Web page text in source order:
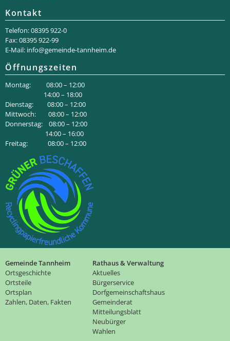
Kontakt
Telefon: 08395 922-0
Fax: 08395 922-99
E-Mail: info@gemeinde-tannheim.de
Öffnungszeiten
Montag: 08:00 – 12:00
14:00 – 18:00
Dienstag: 08:00 – 12:00
Mittwoch: 08:00 – 12:00
Donnerstag: 08:00 – 12:00
14:00 – 16:00
Freitag: 08:00 – 12:00
Gemeinde Tannheim
Ortsgeschichte
Ortsteile
Ortsplan
Zahlen, Daten, Fakten
Rathaus & Verwaltung
Aktuelles
Bürgerservice
Dorfgemeinschaftshaus
Gemeinderat
Mitteilungsblatt
Neubürger
Wahlen